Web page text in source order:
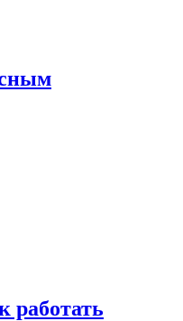
работать